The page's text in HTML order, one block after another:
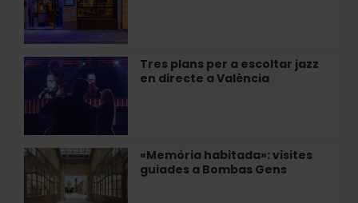
«Funked
Up
Sundaze
Jam»
València
Tres plans per a escoltar jazz
en directe a València
Tres
plans
per
a
escoltar
jazz
directe
«Memòria habitada»: visites
guiades a Bombas Gens
«Memòria
habitada»:
visites